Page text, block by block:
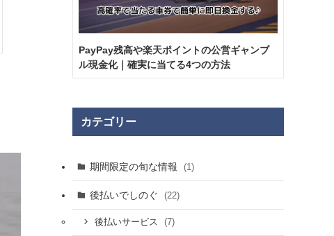
PayPay残高や楽天ポイントの公営ギャンブ
ル現金化｜確実に当てる4つの方法
カテゴリー
期間限定の旬な情報 (1)
後払いでしのぐ (22)
後払いサービス (7)